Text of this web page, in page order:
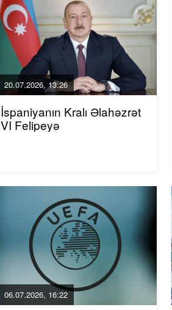
20.07.2026, 13:26
İspaniyanın Kralı Əlahəzrət
VI Felipeyə
06.07.2026, 16:22